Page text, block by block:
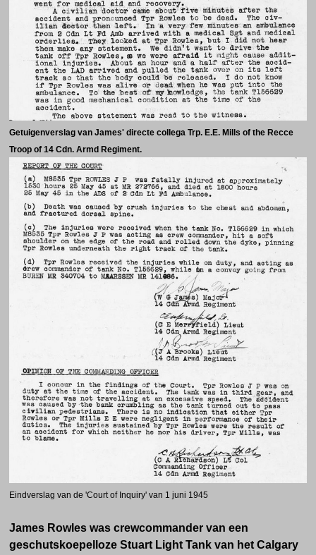
Getuigenverslag van James' directe collega Trp. E.E. Mills of the Recce
Troop of 14 Cdn. Armd Regiment.
Eindverslag van de 'Court of Inquiry' van 1 juni 1945
James Rowles was crewcommander van een
geschutskoepelloze Stuart Light Tank van het Calgary